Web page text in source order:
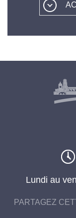
Lundi au
PARTAGEZ